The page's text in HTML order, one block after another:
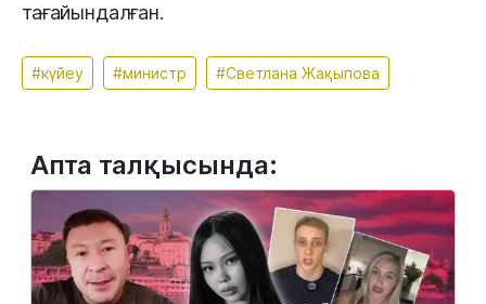
тағайындалған.
#күйеу #министр #Светлана Жақыпова
Апта талқысында: